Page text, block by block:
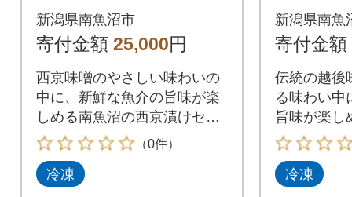
キ 計6切 ホタテ 4個入
新潟県 南魚沼市 9
新潟県南魚沼市
寄付金額 25,000円
西京味噌のやさしい味わいの
中に、新鮮な魚介の旨味が楽
しめる南魚沼の西京漬けセッ
ト!
（0件）
冷凍
ホタテ
味噌 新
新潟県南魚
寄付金額
伝統の越後
る味わい中
旨味が楽し
漬けセット!
冷凍